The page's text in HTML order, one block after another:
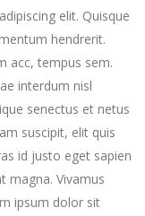
elit. Quisque
hendrerit.
acc, tempus sem.
interdum nisl
senectus et netus
suscipit, elit quis
id justo eget sapien
magna. Vivamus
ipsum dolor sit